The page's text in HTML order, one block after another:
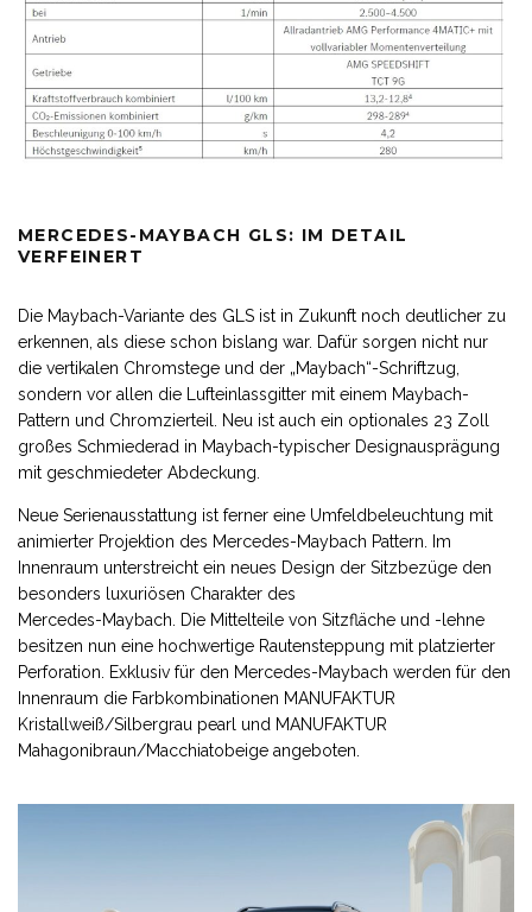
MERCEDES-MAYBACH GLS: IM DETAIL
VERFEINERT
Die Maybach-Variante des GLS ist in Zukunft noch deutlicher zu
erkennen, als diese schon bislang war. Dafür sorgen nicht nur
die vertikalen Chromstege und der „Maybach“-Schriftzug,
sondern vor allen die Lufteinlassgitter mit einem Maybach-
Pattern und Chromzierteil. Neu ist auch ein optionales 23 Zoll
großes Schmiederad in Maybach-typischer Designausprägung
mit geschmiedeter Abdeckung.
Neue Serienausstattung ist ferner eine Umfeldbeleuchtung mit
animierter Projektion des Mercedes-Maybach Pattern. Im
Innenraum unterstreicht ein neues Design der Sitzbezüge den
besonders luxuriösen Charakter des
Mercedes-Maybach. Die Mittelteile von Sitzfläche und -lehne
besitzen nun eine hochwertige Rautensteppung mit platzierter
Perforation. Exklusiv für den Mercedes-Maybach werden für den
Innenraum die Farbkombinationen MANUFAKTUR
Kristallweiß/Silbergrau pearl und MANUFAKTUR
Mahagonibraun/Macchiatobeige angeboten.